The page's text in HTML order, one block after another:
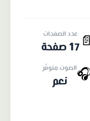
📄
عدد الصفحات
17 صفحة
🎧الصوت متوفّر
نعم